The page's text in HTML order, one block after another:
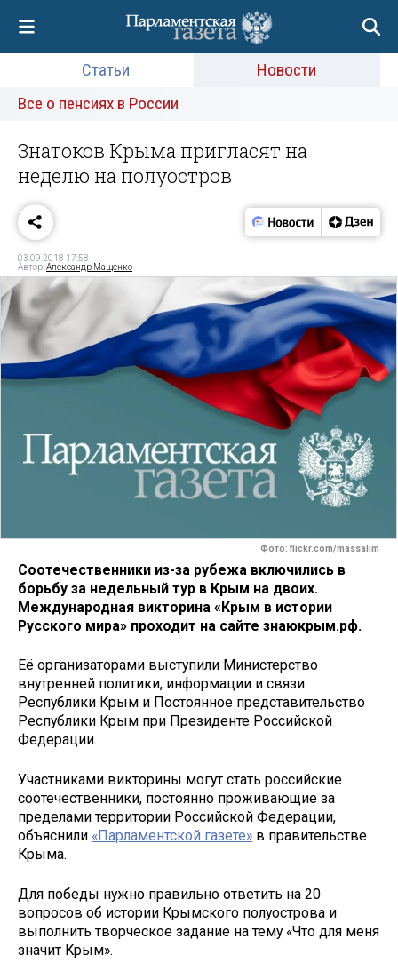
Статьи
Новости
Все о пенсиях в России
Знатоков Крыма пригласят на
неделю на полуостров
03.09.2018 17:58
Автор:Александр Мащенко
Фото: flickr.com/massalim
Соотечественники из-за рубежа включились в
борьбу за недельный тур в Крым на двоих.
Международная викторина «Крым в истории
Русского мира» проходит на сайте знаюкрым.рф.
Её организаторами выступили Министерство
внутренней политики, информации и связи
Республики Крым и Постоянное представительство
Республики Крым при Президенте Российской
Федерации.
Участниками викторины могут стать российские
соотечественники, постоянно проживающие за
пределами территории Российской Федерации,
объяснили «Парламентской газете» в правительстве
Крыма.
Для победы нужно правильно ответить на 20
вопросов об истории Крымского полуострова и
выполнить творческое задание на тему «Что для меня
значит Крым».